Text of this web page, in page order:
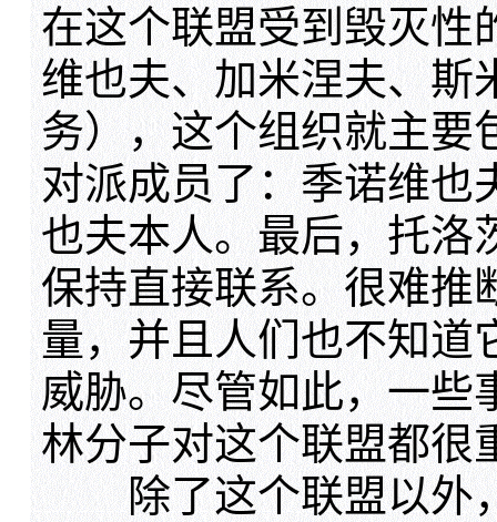
在这个联盟受到毁灭性
维也夫、加米涅夫、斯
务），这个组织就主要
对派成员了：季诺维也
也夫本人。最后，托洛
保持直接联系。很难推
量，并且人们也不知道
威胁。尽管如此，一些
林分子对这个联盟都很
除了这个联盟以外，